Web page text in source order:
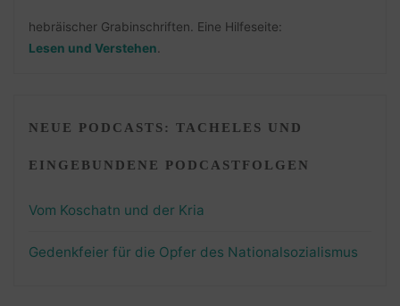
hebräischer Grabinschriften. Eine Hilfeseite:
Lesen und Verstehen.
NEUE PODCASTS: TACHELES UND
EINGEBUNDENE PODCASTFOLGEN
Vom Koschatn und der Kria
Gedenkfeier für die Opfer des Nationalsozialismus